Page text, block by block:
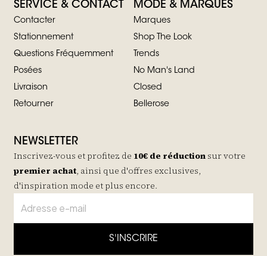
SERVICE & CONTACT
Contacter
Stationnement
Questions Fréquemment
Posées
Livraison
Retourner
MODE & MARQUES
Marques
Shop The Look
Trends
No Man's Land
Closed
Bellerose
NEWSLETTER
Inscrivez-vous et profitez de 10€ de réduction sur votre
premier achat, ainsi que d'offres exclusives,
d'inspiration mode et plus encore.
S'INSCRIRE